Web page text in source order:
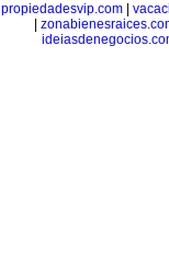
propiedadesvip.com